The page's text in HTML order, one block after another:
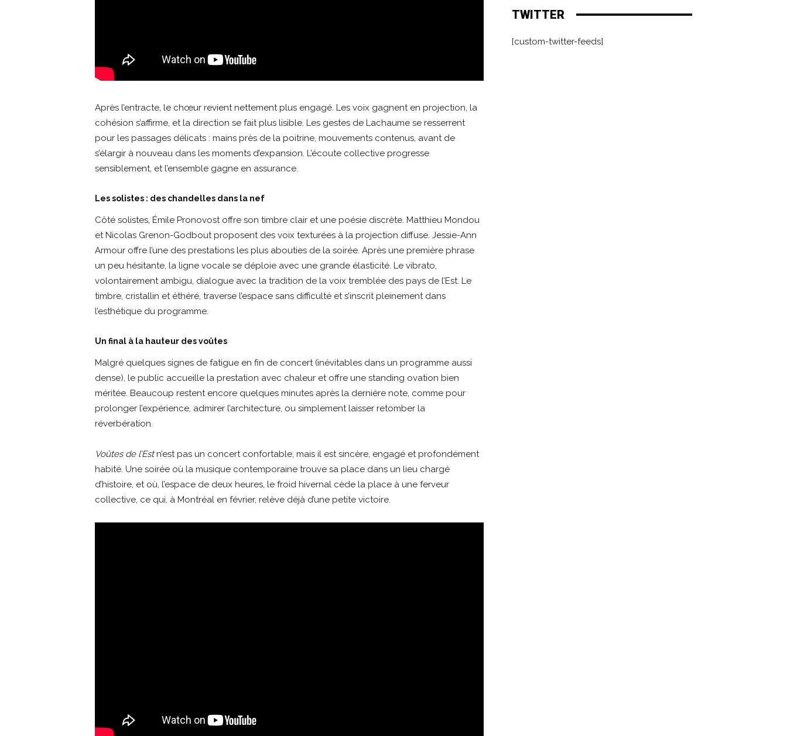
Après l’entracte, le chœur revient nettement plus engagé. Les voix gagnent en projection, la
cohésion s’affirme, et la direction se fait plus lisible. Les gestes de Lachaume se resserrent
pour les passages délicats : mains près de la poitrine, mouvements contenus, avant de
s’élargir à nouveau dans les moments d’expansion. L’écoute collective progresse
sensiblement, et l’ensemble gagne en assurance.
Les solistes : des chandelles dans la nef
Côté solistes, Émile Pronovost offre son timbre clair et une poésie discrète. Matthieu Mondou
et Nicolas Grenon-Godbout proposent des voix texturées à la projection diffuse. Jessie-Ann
Armour offre l’une des prestations les plus abouties de la soirée. Après une première phrase
un peu hésitante, la ligne vocale se déploie avec une grande élasticité. Le vibrato,
volontairement ambigu, dialogue avec la tradition de la voix tremblée des pays de l’Est. Le
timbre, cristallin et éthéré, traverse l’espace sans difficulté et s’inscrit pleinement dans
l’esthétique du programme.
Un final à la hauteur des voûtes
Malgré quelques signes de fatigue en fin de concert (inévitables dans un programme aussi
dense), le public accueille la prestation avec chaleur et offre une standing ovation bien
méritée. Beaucoup restent encore quelques minutes après la dernière note, comme pour
prolonger l’expérience, admirer l’architecture, ou simplement laisser retomber la
réverbération.
Voûtes de l’Estn’est pas un concert confortable, mais il est sincère, engagé et profondément
habité. Une soirée où la musique contemporaine trouve sa place dans un lieu chargé
d’histoire, et où, l’espace de deux heures, le froid hivernal cède la place à une ferveur
collective, ce qui, à Montréal en février, relève déjà d’une petite victoire.
TWITTER
[custom-twitter-feeds]